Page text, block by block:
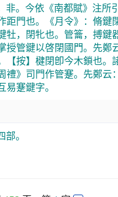
非。今依《南都賦》注所
距門也。《月令》：脩鍵
牡，閉牝也。管籥，搏鍵
授管鍵以啓閉國門。先鄭
【按】楗閉卽今木鎖也。
禮》司門作管蹇。先鄭云
易蹇鍵字。
。